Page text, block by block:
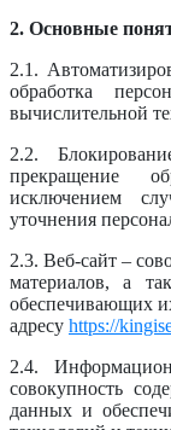
2. Основные
2.1.
обработка
вычислительной
2.2.
прекращение
исключением
уточнения
2.3. Веб-сайт –
материалов, а
обеспечивающих
адресу https://
2.4.
совокупность
данных и